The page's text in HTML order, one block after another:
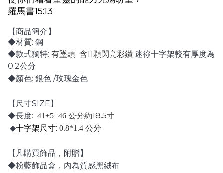
羅馬書15:13
【商品簡介】
◆材質: 鋼
◆款式獨特: 有墜頭 含11顆閃亮彩鑽 迷祢十字架較有厚度為
0.2公分
◆顏色: 銀色 /玫瑰金色
【尺寸SIZE 】
◆長度: 41+5=46 公分約18.5寸
◆十字架尺寸: 0.8*1.4 公分
【凡購買飾品，附贈】
◆粉藍飾品盒，內為質感黑絨布